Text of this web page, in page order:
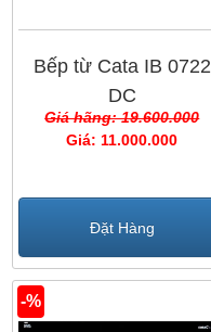
Bếp từ Cata IB 0722
DC
Giá hãng: 19.600.000
Giá: 11.000.000
Đặt Hàng
-%